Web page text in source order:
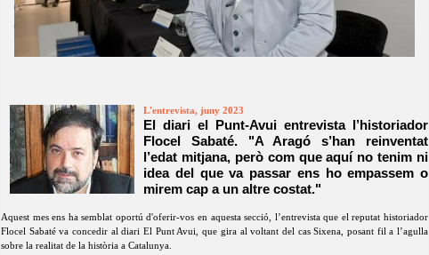
L'entrevista, juny 2023
El diari el Punt-Avui entrevista l’historiador
Flocel Sabaté. "A Aragó s’han reinventat
l’edat mitjana, però com que aquí no tenim ni
idea del que va passar ens ho empassem o
mirem cap a un altre costat."
Aquest mes ens ha semblat oportú d'oferir-vos en aquesta secció, l’entrevista que el reputat historiador
Flocel Sabaté va concedir al diari El Punt Avui, que gira al voltant del cas Sixena, posant fil a l’agulla
sobre la realitat de la història a Catalunya.